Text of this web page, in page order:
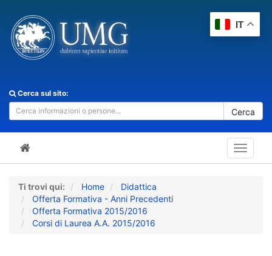
Cerca sul sito:
Cerca
Toggle
Ti trovi qui: Home
Didattica
Offerta Formativa - Anni Precedenti
Offerta Formativa 2015/2016
Corsi di Laurea A.A. 2015/2016
IT